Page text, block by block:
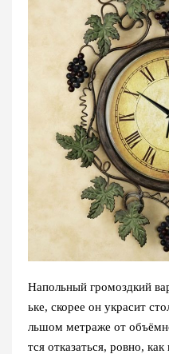
Напольный громоздкий
ьке, скорее он украсит
льшом метраже от
тся отказаться, ровно,